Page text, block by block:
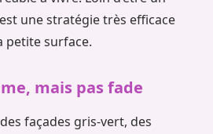
une stratégie très efficace
petite surface.
mais pas fade
façades gris-vert, des